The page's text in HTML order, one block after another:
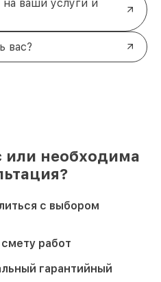
ваши услуги и
вас?
или необходима
с выбором
работ
гарантийный